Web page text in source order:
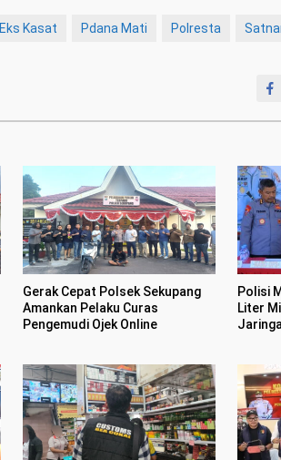
Eks Kasat Pdana Mati Polresta
Gerak Cepat Polsek Sekupang
Amankan Pelaku Curas
Pengemudi Ojek Online
Polisi
Liter